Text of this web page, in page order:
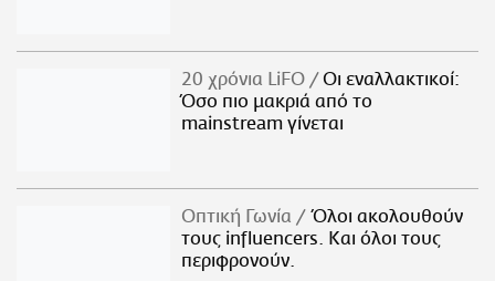
20 χρόνια LiFO
Οι εναλλακτικοί:
Όσο πιο μακριά από το
mainstream γίνεται
Οπτική Γωνία
Όλοι ακολουθούν
τους influencers. Και όλοι τους
περιφρονούν.